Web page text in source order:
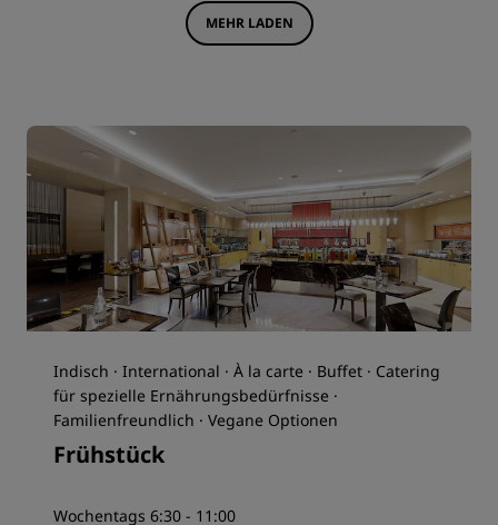
MEHR LADEN
Indisch · International · À la carte · Buffet · Catering
für spezielle Ernährungsbedürfnisse ·
Familienfreundlich · Vegane Optionen
Frühstück
Wochentags 6:30 - 11:00